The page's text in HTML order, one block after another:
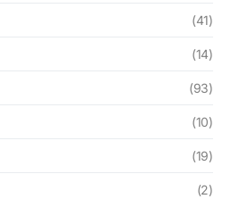
(41)
(14)
(93)
(10)
(19)
(2)